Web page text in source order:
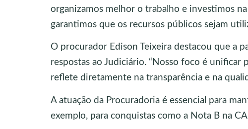
organizamos melhor o trabalho e investimos
garantimos que os recursos públicos sejam
O procurador Edison Teixeira destacou que a
respostas ao Judiciário. “Nosso foco é
reflete diretamente na transparência e na
A atuação da Procuradoria é essencial para
exemplo, para conquistas como a Nota B na